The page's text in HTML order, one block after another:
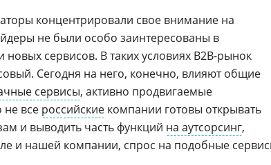
концентрировали свое внимание на
не были особо заинтересованы в
сервисов. В таких условиях B2B-рынок
Сегодня на него, конечно, влияют общие
сервисы, активно продвигаемые
все российские компании готовы открывать
и выводить часть функций на аутсорсинг,
и нашей компании, спрос на подобные